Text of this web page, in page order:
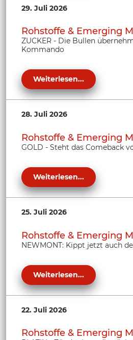
29. Juli 2026
Rohstoffe & Emerging
ZUCKER - Die Bullen
Kommando
Weiterlesen...
28. Juli 2026
Rohstoffe & Emerging
GOLD - Steht das Comeback
Weiterlesen...
25. Juli 2026
Rohstoffe & Emerging
NEWMONT: Kippt jetzt auch
Weiterlesen...
22. Juli 2026
Rohstoffe & Emerging